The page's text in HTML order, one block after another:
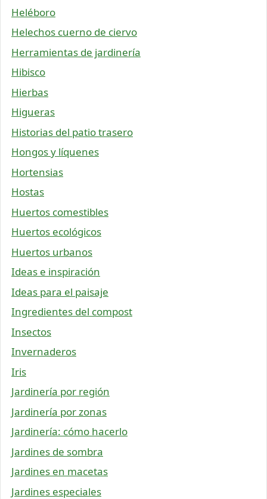
Heléboro
Helechos cuerno de ciervo
Herramientas de jardinería
Hibisco
Hierbas
Higueras
Historias del patio trasero
Hongos y líquenes
Hortensias
Hostas
Huertos comestibles
Huertos ecológicos
Huertos urbanos
Ideas e inspiración
Ideas para el paisaje
Ingredientes del compost
Insectos
Invernaderos
Iris
Jardinería por región
Jardinería por zonas
Jardinería: cómo hacerlo
Jardines de sombra
Jardines en macetas
Jardines especiales